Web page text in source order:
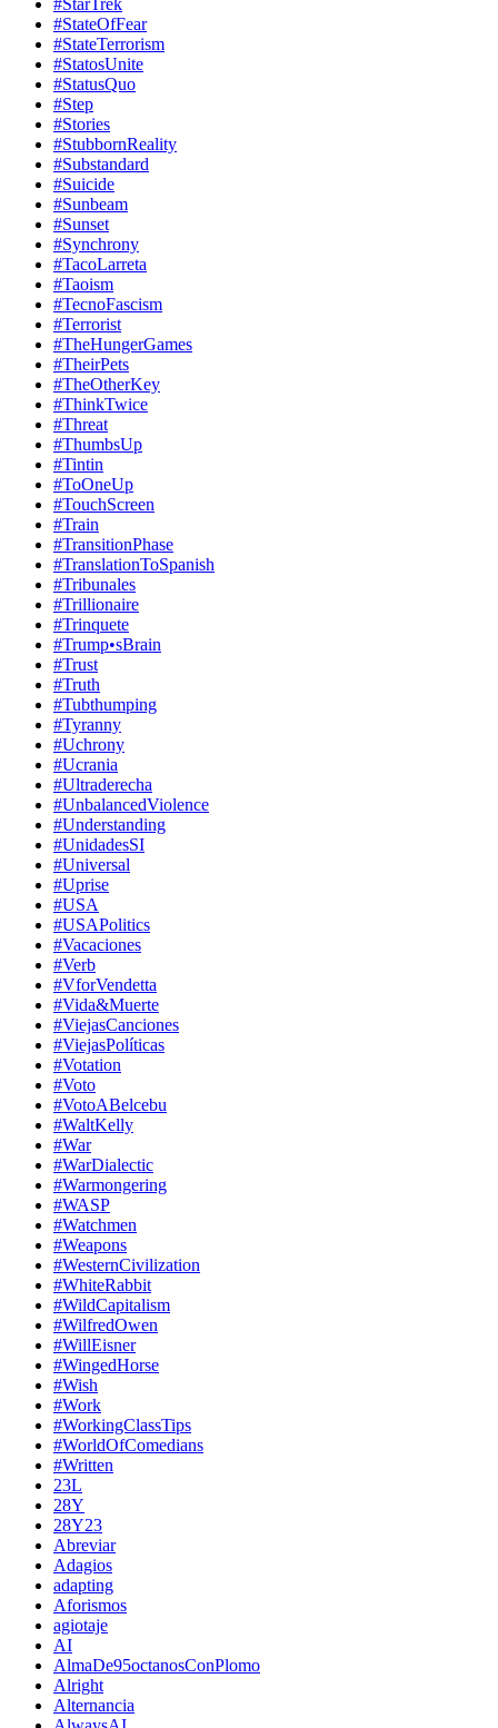
#StarTrek
#StateOfFear
#StateTerrorism
#StatosUnite
#StatusQuo
#Step
#Stories
#StubbornReality
#Substandard
#Suicide
#Sunbeam
#Sunset
#Synchrony
#TacoLarreta
#Taoism
#TecnoFascism
#Terrorist
#TheHungerGames
#TheirPets
#TheOtherKey
#ThinkTwice
#Threat
#ThumbsUp
#Tintin
#ToOneUp
#TouchScreen
#Train
#TransitionPhase
#TranslationToSpanish
#Tribunales
#Trillionaire
#Trinquete
#Trump•sBrain
#Trust
#Truth
#Tubthumping
#Tyranny
#Uchrony
#Ucrania
#Ultraderecha
#UnbalancedViolence
#Understanding
#UnidadesSI
#Universal
#Uprise
#USA
#USAPolitics
#Vacaciones
#Verb
#VforVendetta
#Vida&Muerte
#ViejasCanciones
#ViejasPolíticas
#Votation
#Voto
#VotoABelcebu
#WaltKelly
#War
#WarDialectic
#Warmongering
#WASP
#Watchmen
#Weapons
#WesternCivilization
#WhiteRabbit
#WildCapitalism
#WilfredOwen
#WillEisner
#WingedHorse
#Wish
#Work
#WorkingClassTips
#WorldOfComedians
#Written
23L
28Y
28Y23
Abreviar
Adagios
adapting
Aforismos
agiotaje
AI
AlmaDe95octanosConPlomo
Alright
Alternancia